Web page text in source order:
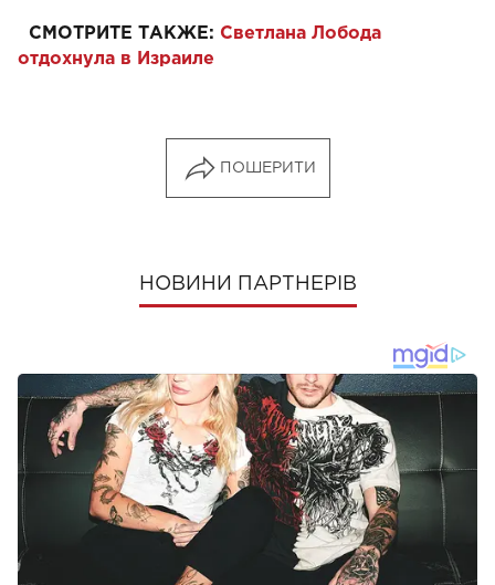
СМОТРИТЕ ТАКЖЕ: Светлана Лобода
отдохнула в Израиле
ПОШЕРИТИ
НОВИНИ ПАРТНЕРІВ